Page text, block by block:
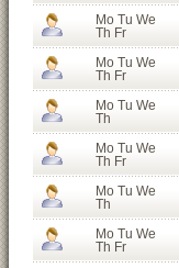
Mo Tu We
Th Fr
Mo Tu We
Th Fr
Mo Tu We
Th
Mo Tu We
Th Fr
Mo Tu We
Th
Mo Tu We
Th Fr